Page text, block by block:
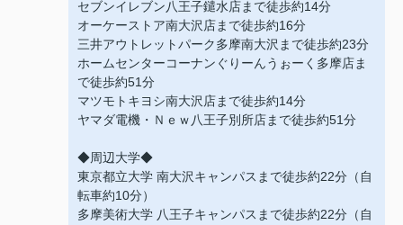
セブンイレブン八王子鑓水店まで徒歩約14分
オーケーストア南大沢店まで徒歩約16分
三井アウトレットパーク多摩南大沢まで徒歩約23分
ホームセンターコーナンぐりーんうぉーく多摩店ま
で徒歩約51分
マツモトキヨシ南大沢店まで徒歩約14分
ヤマダ電機・Ｎｅｗ八王子別所店まで徒歩約51分
◆周辺大学◆
東京都立大学 南大沢キャンパスまで徒歩約22分（自
転車約10分）
多摩美術大学 八王子キャンパスまで徒歩約22分（自